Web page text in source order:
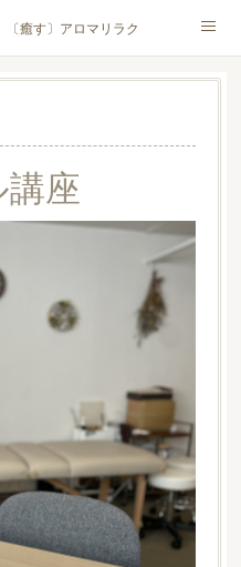
せ
〔癒す〕アロマリラクゼーション
トメント実技講座／介護アロマ講座
アカデミー厚木校
［アロマ・ハーブクラフト］
座